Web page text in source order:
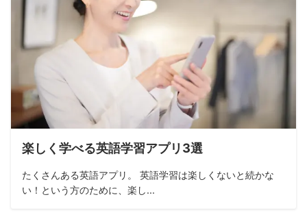
楽しく学べる英語学習アプリ3選
たくさんある英語アプリ。 英語学習は楽しくないと続かな
い！という方のために、楽し...